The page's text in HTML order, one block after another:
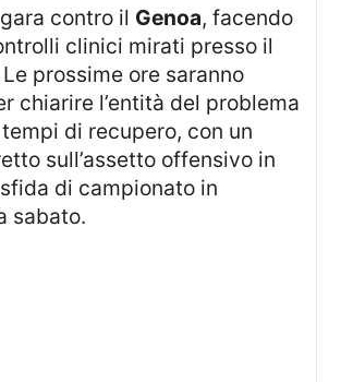
contro il Genoa, facendo
clinici mirati presso il
Le prossime ore saranno
chiarire l’entità del problema
di recupero, con un
sull’assetto offensivo in
di campionato in
sabato.